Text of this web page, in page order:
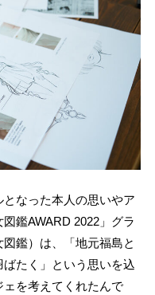
なった本人の思いやア
鑑AWARD 2022」グラ
鑑）は、「地元福島と
たく」という思いを込
を考えてくれたんで